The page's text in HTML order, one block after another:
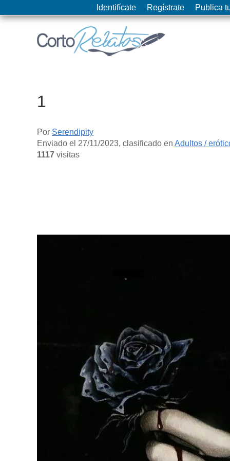
Identifícate Regístrate Publica
1
Por Serendipity
Enviado el 27/11/2023, clasificado en Adultos /
1117 visitas